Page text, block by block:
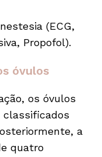
(ECG,
Propofol).
óvulos
os óvulos
classificados
a
quatro